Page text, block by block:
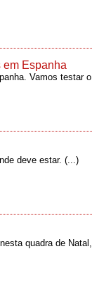
em Espanha
Vamos testar
deve estar. (...)
quadra de